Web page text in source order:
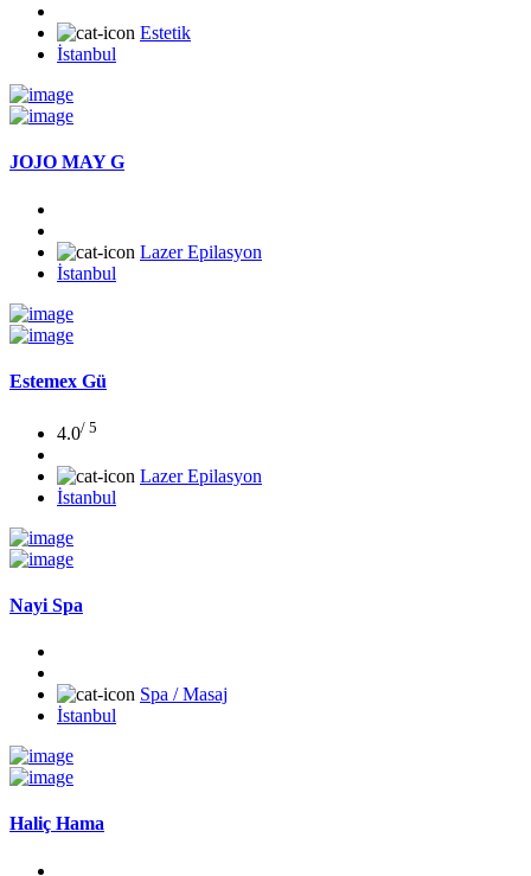
Estetik
İstanbul
JOJO MAY G
Lazer Epilasyon
İstanbul
Estemex Gü
4.0/ 5
Lazer Epilasyon
İstanbul
Nayi Spa
Spa / Masaj
İstanbul
Haliç Hama